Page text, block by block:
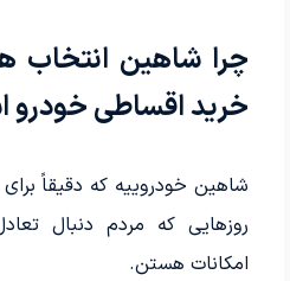
چرا شاهین انتخاب
خرید اقساطی خودرو
شاهین خودروییه که دقیقاً
روزهایی که مردم دنبال
امکانات هستن.